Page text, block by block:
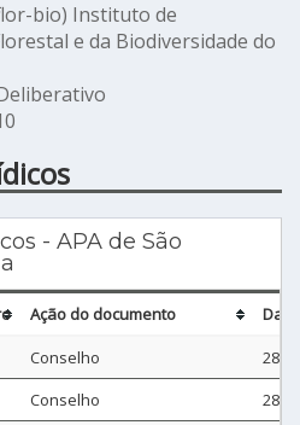
bio) Instituto de
e da Biodiversidade do
- APA de São
Ação do documento
Conselho
28/
Conselho
28/